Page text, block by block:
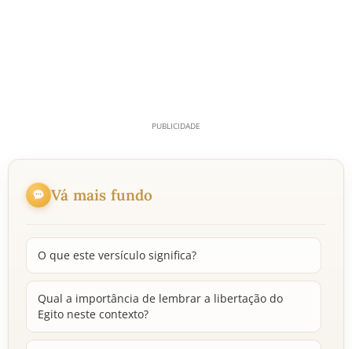
Vá mais fundo
O que este versículo significa?
Qual a importância de lembrar a libertação do
Egito neste contexto?